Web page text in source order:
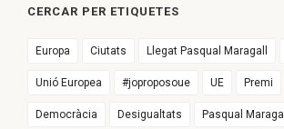
CERCAR PER ETIQUETES
Europa Ciutats Llegat Pasqual Maragall
Unió Europea #joproposoue UE Premi
Democràcia Desigualtats Pasqual Maragall